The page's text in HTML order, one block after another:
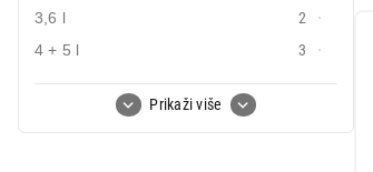
Prikaži više
3,6 l
2
4 + 5 l
3
4 l
3